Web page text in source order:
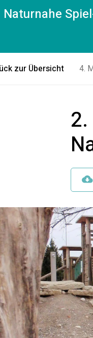
Naturnahe
zur Übersicht 4.